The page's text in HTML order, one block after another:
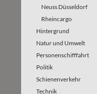
Neuss Düsseldorf
Rheincargo
Hintergrund
Natur und Umwelt
Personenschifffahrt
Politik
Schienenverkehr
Technik